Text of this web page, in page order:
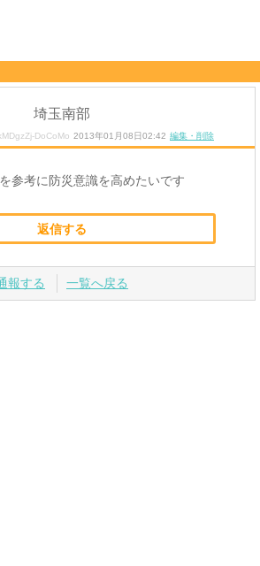
埼玉南部
DoCoMo 2013年01月08日02:42 編集・削除
参考に防災意識を高めたいです
返信する
報する 一覧へ戻る